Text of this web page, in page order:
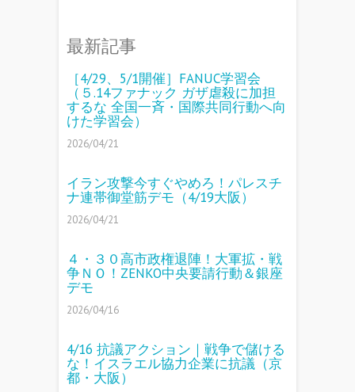
最新記事
［4/29、5/1開催］FANUC学習会
（５.14ファナック ガザ虐殺に加担
するな 全国一斉・国際共同行動へ向
けた学習会）
2026/04/21
イラン攻撃今すぐやめろ！パレスチ
ナ連帯御堂筋デモ（4/19大阪）
2026/04/21
４・３０高市政権退陣！大軍拡・戦
争ＮＯ！ZENKO中央要請行動＆銀座
デモ
2026/04/16
4/16 抗議アクション｜戦争で儲ける
な！イスラエル協力企業に抗議（京
都・大阪）